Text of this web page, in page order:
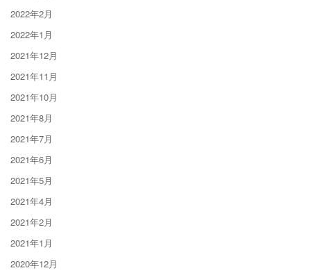
2022年2月
2022年1月
2021年12月
2021年11月
2021年10月
2021年8月
2021年7月
2021年6月
2021年5月
2021年4月
2021年2月
2021年1月
2020年12月